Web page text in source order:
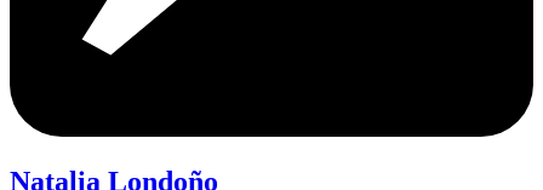
Natalia Londoño